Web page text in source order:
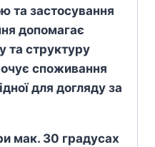
та застосування
допомагає
та структуру
споживання
для догляду за
мак. 30 градусах